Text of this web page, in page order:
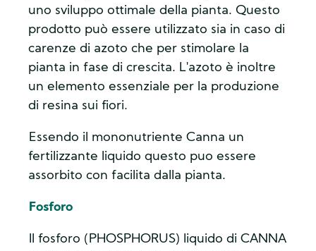
uno sviluppo ottimale della pianta. Questo
prodotto può essere utilizzato sia in caso di
carenze di azoto che per stimolare la
pianta in fase di crescita. L'azoto è inoltre
un elemento essenziale per la produzione
di resina sui fiori.
Essendo il mononutriente Canna un
fertilizzante liquido questo puo essere
assorbito con facilita dalla pianta.
Fosforo
Il fosforo (PHOSPHORUS) liquido di CANNA